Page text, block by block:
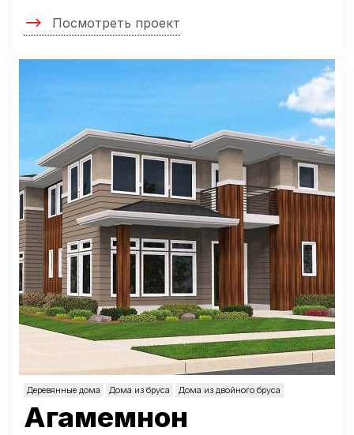
Посмотреть проект
Деревянные дома Дома из бруса Дома из двойного бруса
Агамемнон